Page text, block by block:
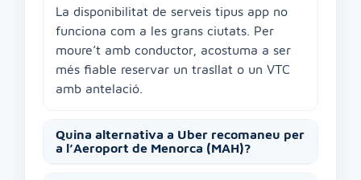
La disponibilitat de serveis tipus app no
funciona com a les grans ciutats. Per
moure’t amb conductor, acostuma a ser
més fiable reservar un trasllat o un VTC
amb antelació.
Quina alternativa a Uber recomaneu per
a l’Aeroport de Menorca (MAH)?